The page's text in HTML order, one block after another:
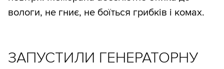
вологи, не гниє, не боїться грибків і комах.
ЗАПУСТИЛИ ГЕНЕРАТОРНУ